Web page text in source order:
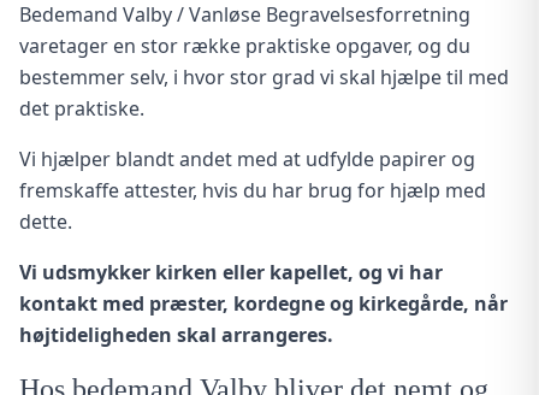
Bedemand Valby / Vanløse Begravelsesforretning
varetager en stor række praktiske opgaver, og du
bestemmer selv, i hvor stor grad vi skal hjælpe til med
det praktiske.
Vi hjælper blandt andet med at udfylde papirer og
fremskaffe attester, hvis du har brug for hjælp med
dette.
Vi udsmykker kirken eller kapellet, og vi har
kontakt med præster, kordegne og kirkegårde, når
højtideligheden skal arrangeres.